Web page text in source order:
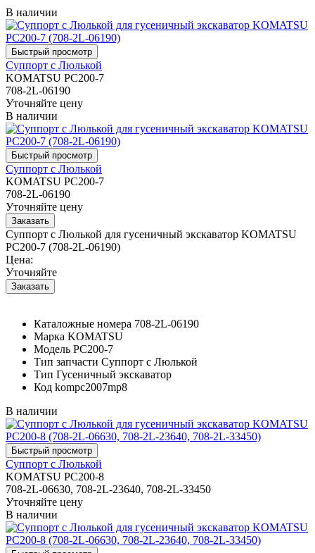
В наличии
Суппорт с Люлькой
KOMATSU PC200-7
708-2L-06190
Уточняйте цену
В наличии
Суппорт с Люлькой
KOMATSU PC200-7
708-2L-06190
Уточняйте цену
Суппорт с Люлькой для гусеничный экскаватор KOMATSU
PC200-7 (708-2L-06190)
Цена:
Уточняйте
Каталожные номера 708-2L-06190
Марка KOMATSU
Модель PC200-7
Тип запчасти Суппорт с Люлькой
Тип Гусеничный экскаватор
Код kompc2007mp8
В наличии
Суппорт с Люлькой
KOMATSU PC200-8
708-2L-06630, 708-2L-23640, 708-2L-33450
Уточняйте цену
В наличии